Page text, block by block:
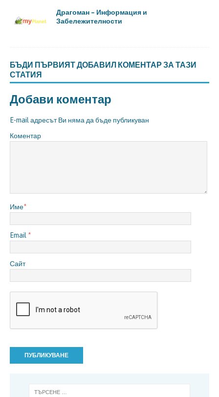
Драгоман – Информация и
Забележителности
БЪДИ ПЪРВИЯТ ДОБАВИЛ КОМЕНТАР ЗА ТАЗИ
СТАТИЯ
Добави коментар
E-mail адресът Ви няма да бъде публикуван
Коментар
Име*
Email *
Сайт